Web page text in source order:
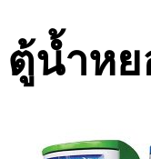
ตู้น้ำหย